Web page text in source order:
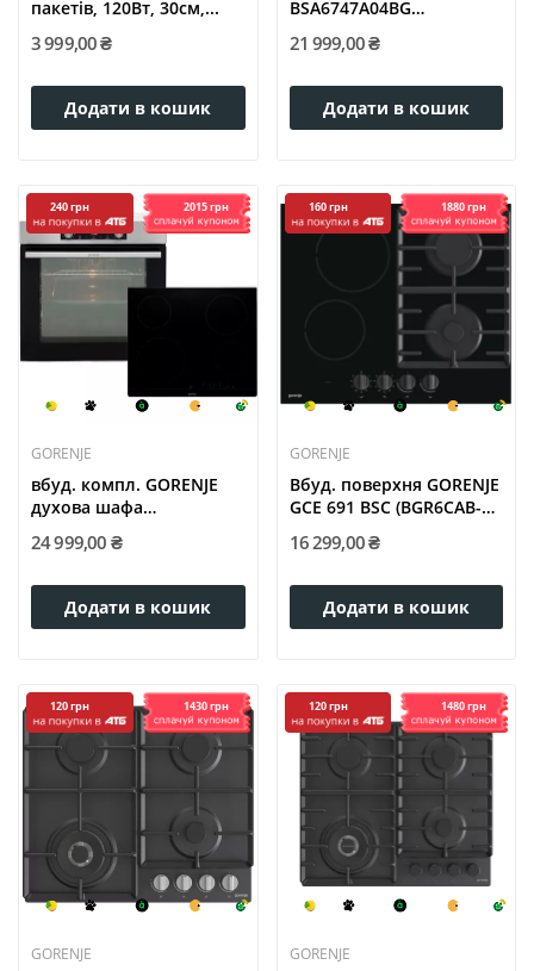
пакетів, 120Вт, 30см,...
3 999,00 ₴
Додати в кошик
BSA6747A04BG
21 999,00 ₴
Додати в кошик
240 грн 2015 грн
GORENJE
вбуд. компл. GORENJE
духова шафа
24 999,00 ₴
Додати в кошик
160 грн 1880 грн
GORENJE
Вбуд. поверхня GORENJE
GCE 691 BSC (BGR6CAB-
16 299,00 ₴
Додати в кошик
120 грн 1430 грн
GORENJE
120 грн 1480 грн
GORENJE